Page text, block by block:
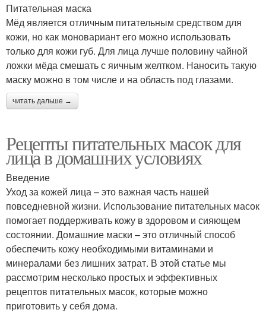
Питательная маска
Мёд является отличным питательным средством для
кожи, но как моновариант его можно использовать
только для кожи губ. Для лица лучше половину чайной
ложки мёда смешать с яичным желтком. Наносить такую
маску можно в том числе и на область под глазами.
читать дальше →
Рецепты питательных масок для
лица в домашних условиях
Введение
Уход за кожей лица – это важная часть нашей
повседневной жизни. Использование питательных масок
помогает поддерживать кожу в здоровом и сияющем
состоянии. Домашние маски – это отличный способ
обеспечить кожу необходимыми витаминами и
минералами без лишних затрат. В этой статье мы
рассмотрим несколько простых и эффективных
рецептов питательных масок, которые можно
приготовить у себя дома.